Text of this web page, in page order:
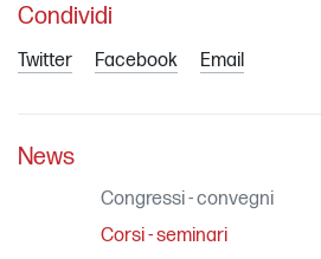
Condividi
Twitter Facebook Email
News
Congressi - convegni
Corsi - seminari